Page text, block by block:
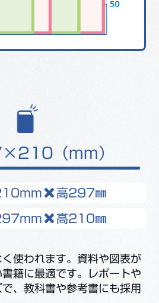
（mm）
高297㎜
高210㎜
使われます。資料や図表が
籍に最適です。レポートや
、教科書や参考書にも採用